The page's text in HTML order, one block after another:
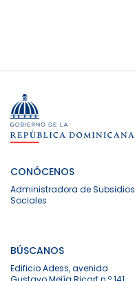
CONÓCENOS
Administradora de Subsidios
Sociales
BÚSCANOS
Edificio Adess, avenida